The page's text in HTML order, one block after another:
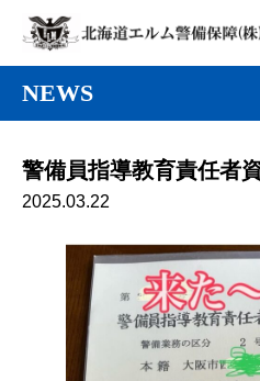
NEWS
警備員指導教育責任者
2025.03.22